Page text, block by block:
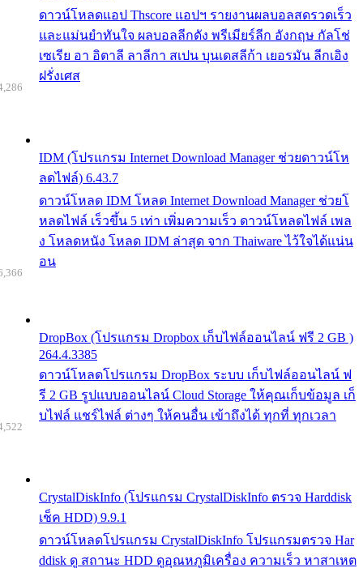
ดาวน์โหลดแอป Thscore แอปฯ รายงานผลบอลสดรวดเร็ว
และแม่นยำทันใจ ผลบอลลีกดัง พรีเมียร์ลีก อังกฤษ กัลโช่
เซเรีย อา อิตาลี ลาลีกา สเปน บุนเดสลีก้า เยอรมัน ลีกเอิง
ฝรั่งเศส
IDM (โปรแกรม Internet Download Manager ช่วยดาวน์โห
ลดไฟล์) 6.43.7
ดาวน์โหลด IDM โหลด Internet Download Manager ช่วยโ
หลดไฟล์ เร็วขึ้น 5 เท่า เพิ่มความเร็ว ดาวน์โหลดไฟล์ เพล
ง โหลดหนัง โหลด IDM ล่าสุด จาก Thaiware ไว้ใจได้แน่น
อน
DropBox (โปรแกรม Dropbox เก็บไฟล์ออนไลน์ ฟรี 2 GB )
264.4.3385
ดาวน์โหลดโปรแกรม DropBox ระบบ เก็บไฟล์ออนไลน์ ฟ
รี 2 GB รูปแบบออนไลน์ Cloud Storage ให้คุณเก็บข้อมูล เก็
บไฟล์ แชร์ไฟล์ ต่างๆ ให้คนอื่น เข้าถึงได้ ทุกที่ ทุกเวลา
CrystalDiskInfo (โปรแกรม CrystalDiskInfo ตรวจ Harddisk
เช็ค HDD) 9.9.1
ดาวน์โหลดโปรแกรม CrystalDiskInfo โปรแกรมตรวจ Har
ddisk ดู สถานะ HDD ดูอุณหภูมิเครื่อง ความเร็ว หาสาเหต